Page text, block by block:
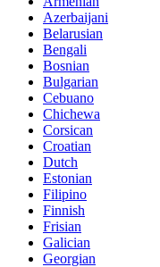
Azerbaijani
Belarusian
Bengali
Bosnian
Bulgarian
Cebuano
Chichewa
Corsican
Croatian
Dutch
Estonian
Filipino
Finnish
Frisian
Galician
Georgian